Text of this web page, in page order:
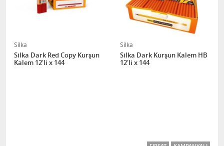
Silka
Silka Dark Red Copy Kurşun
Kalem 12'li x 144
Silka
Silka Dark Kurşun Kalem HB
12'li x 144